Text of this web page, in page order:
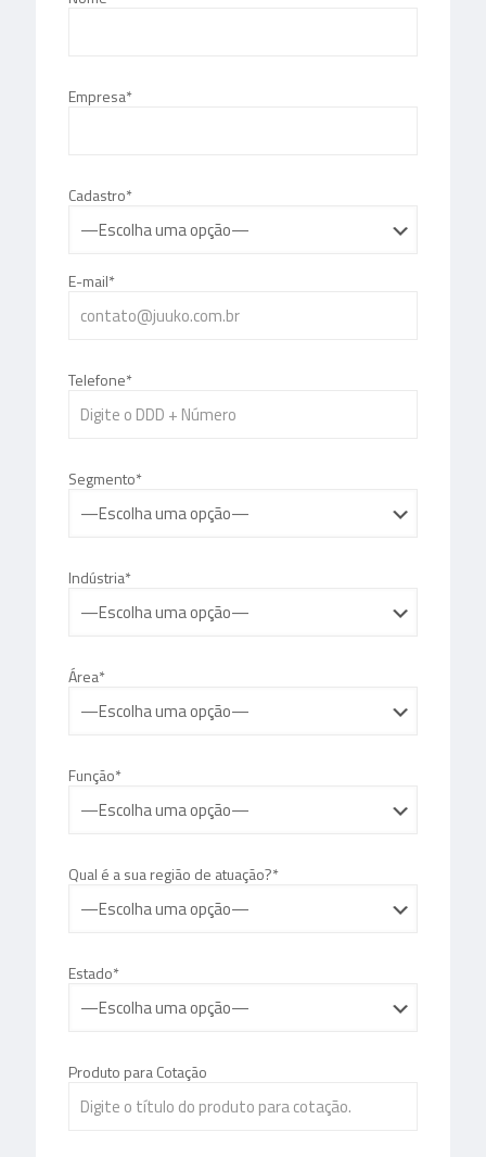
Empresa*
Cadastro*
E-mail*
Telefone*
Segmento*
Indústria*
Área*
Função*
Qual é a sua região de atuação?*
Estado*
Produto para Cotação